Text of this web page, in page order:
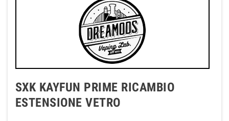
SXK KAYFUN PRIME RICAMBIO
ESTENSIONE VETRO